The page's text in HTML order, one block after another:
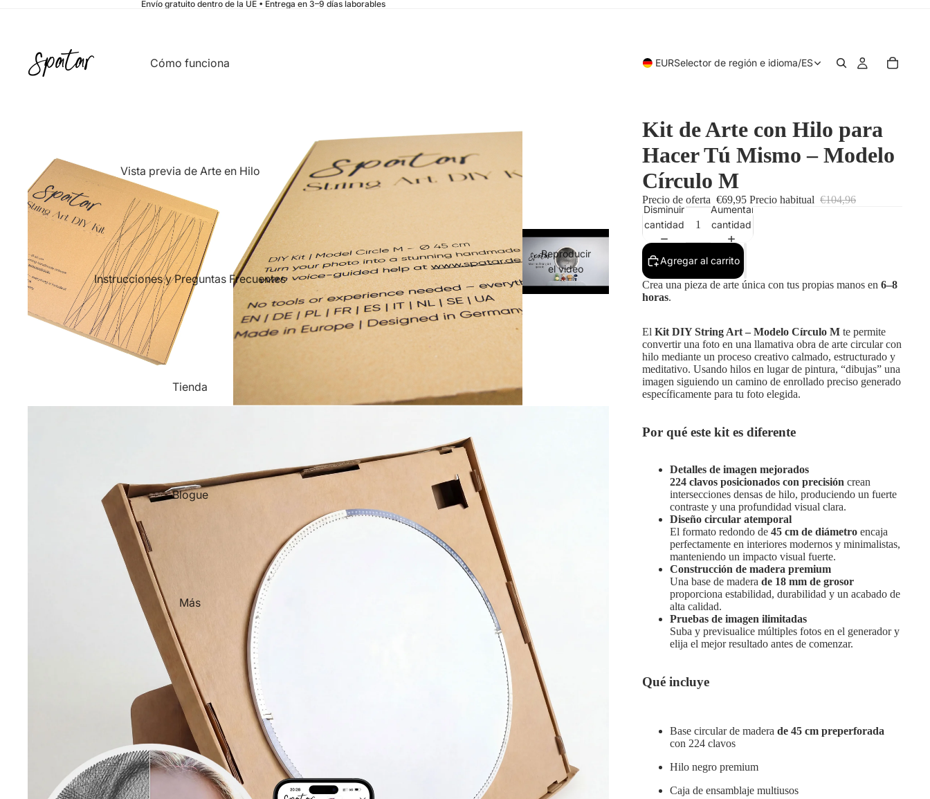
Envío gratuito dentro de la UE • Entrega en 3–9 días laborables
Cómo funciona
Vista previa de Arte en Hilo
Instrucciones y Preguntas Frecuentes
Tienda
Blogue
Más
EURSelector de región e idioma/ES
Reproducir
el video
Kit de Arte con Hilo para
Hacer Tú Mismo – Modelo
Círculo M
Precio de oferta €69,95 Precio habitual €104,96
Disminuir
cantidad
Aumentar
cantidad
Agregar al carrito
Crea una pieza de arte única con tus propias manos en 6–8
horas.
El Kit DIY String Art – Modelo Círculo M te permite
convertir una foto en una llamativa obra de arte circular con
hilo mediante un proceso creativo calmado, estructurado y
meditativo. Usando hilos en lugar de pintura, “dibujas” una
imagen siguiendo un camino de enrollado preciso generado
específicamente para tu foto elegida.
Por qué este kit es diferente
Detalles de imagen mejorados
224 clavos posicionados con precisión crean
intersecciones densas de hilo, produciendo un fuerte
contraste y una profundidad visual clara.
Diseño circular atemporal
El formato redondo de 45 cm de diámetro encaja
perfectamente en interiores modernos y minimalistas,
manteniendo un impacto visual fuerte.
Construcción de madera premium
Una base de madera de 18 mm de grosor
proporciona estabilidad, durabilidad y un acabado de
alta calidad.
Pruebas de imagen ilimitadas
Suba y previsualice múltiples fotos en el generador y
elija el mejor resultado antes de comenzar.
Qué incluye
Base circular de madera de 45 cm preperforada
con 224 clavos
Hilo negro premium
Caja de ensamblaje multiusos